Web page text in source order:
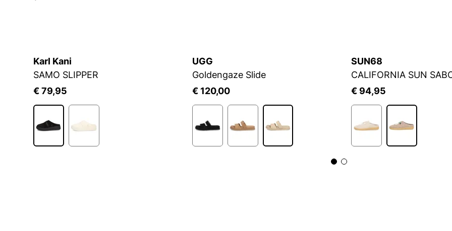
Karl Kani
SAMO SLIPPER
€ 79,95
UGG
Goldengaze Slide
€ 120,00
SUN68
CALIFORNIA SUN
€ 94,95